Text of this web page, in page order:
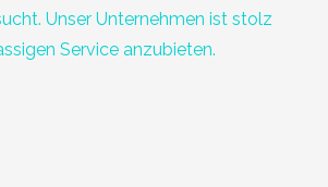
Unser Unternehmen ist stolz
Service anzubieten.